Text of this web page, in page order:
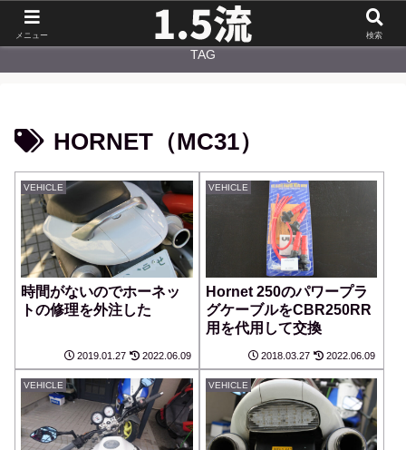
TAG
HORNET（MC31）
VEHICLE
時間がないのでホーネッ
トの修理を外注した
2019.01.27 2022.06.09
VEHICLE
Hornet 250のパワープラ
グケーブルをCBR250RR
用を代用して交換
2018.03.27 2022.06.09
VEHICLE VEHICLE
メニュー 検索